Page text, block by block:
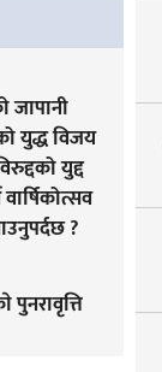
जापानी
युद्ध विजय
युद्द
?
पुनरावृत्ति